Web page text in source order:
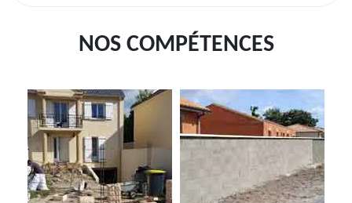
NOS COMPÉTENCES